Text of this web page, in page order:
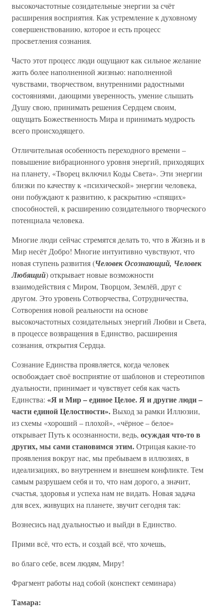
высокочастотные созидательные энергии за счёт
расширения восприятия. Как устремление к духовному
совершенствованию, которое и есть процесс
просветления сознания.
Часто этот процесс люди ощущают как сильное желание
жить более наполненной жизнью: наполненной
чувствами, творчеством, внутренними радостными
состояниями, дающими уверенность, умение слышать
Душу свою, принимать решения Сердцем своим,
ощущать Божественность Мира и принимать мудрость
всего происходящего.
Отличительная особенность переходного времени –
повышение вибрационного уровня энергий, приходящих
на планету, «Творец включил Коды Света». Эти энергии
близки по качеству к «психической» энергии человека,
они побуждают к развитию, к раскрытию «спящих»
способностей, к расширению созидательного творческого
потенциала человека.
Многие люди сейчас стремятся делать то, что в Жизнь и в
Мир несёт Добро! Многие интуитивно чувствуют, что
новая ступень развития (Человек Осознающий, Человек
Любящий) открывает новые возможности
взаимодействия с Миром, Творцом, Землёй, друг с
другом. Это уровень Сотворчества, Сотрудничества,
Сотворения новой реальности на основе
высокочастотных созидательных энергий Любви и Света,
в процессе возвращения в Единство, расширения
сознания, открытия Сердца.
Сознание Единства проявляется, когда человек
освобождает своё восприятие от шаблонов и стереотипов
дуальности, принимает и чувствует себя как часть
Единства: «Я и Мир – единое Целое. Я и другие люди –
части единой Целостности».Выход за рамки Иллюзии,
из схемы «хороший – плохой», «чёрное – белое»
открывает Путь к осознанности, ведь, осуждая что-то в
других, мы сами становимся этим.Отрицая какие-то
проявления вокруг нас, мы пребываем в иллюзиях, в
идеализациях, во внутреннем и внешнем конфликте. Тем
самым разрушаем себя и то, что нам дорого, а значит,
счастья, здоровья и успеха нам не видать. Новая задача
для всех, живущих на планете, звучит сегодня так:
Вознесись над дуальностью и выйди в Единство.
Прими всё, что есть, и создай всё, что хочешь,
во благо себе, всем людям, Миру!
Фрагмент работы над собой (конспект семинара)
Тамара: